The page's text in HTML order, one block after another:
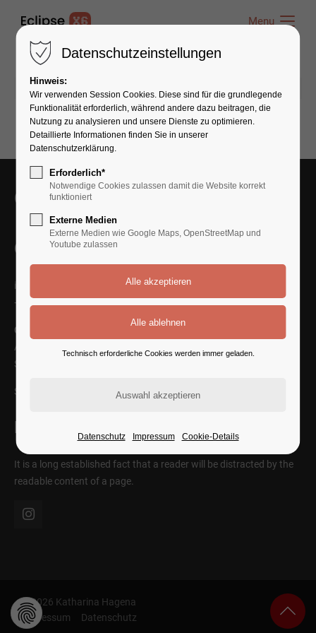
Menu
Get in Touch With Us
Contact Us
info@yourmail.com
+01 444 888 424
Cybersteel Inc.
Address: 376-293 City Road, Suite 600
San Francisco, CA 94102
SEE ON MAP
Follow Us
It is a long established fact that a reader will be distracted by the
readable content of a page.
© 2026 Katharina Hagena
Impressum
Datenschutz
Datenschutzeinstellungen
Hinweis:
Wir verwenden Session Cookies. Diese sind für die grundlegende
Funktionalität erforderlich, während andere dazu beitragen, die
Nutzung zu analysieren und unsere Dienste zu optimieren.
Detaillierte Informationen finden Sie in unserer
Datenschutzerklärung.
Erforderlich*
Notwendige Cookies zulassen damit die Website korrekt
funktioniert
Externe Medien
Externe Medien wie Google Maps, OpenStreetMap und
Youtube zulassen
Technisch erforderliche Cookies werden immer geladen.
Datenschutz Impressum Cookie-Details
Menu